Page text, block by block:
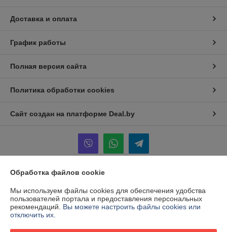
Доставка и оплата
График работы
Полная версия сайта
Политика обработки cookies
Сайт создан на платформе Deal.by
Юридическое лицо:Общество с ограниченной ответственностью
"КААВ ГРУПП"
213051,Могилевская обл., г.Белыничи ул. Дайнеко 6
Регистрационный номер ЕГР: 791228366
Обработка файлов cookie
Мы используем файлы cookies для обеспечения удобства
пользователей портала и предоставления персональных
рекомендаций. Вы можете настроить файлы cookies или
отключить их.